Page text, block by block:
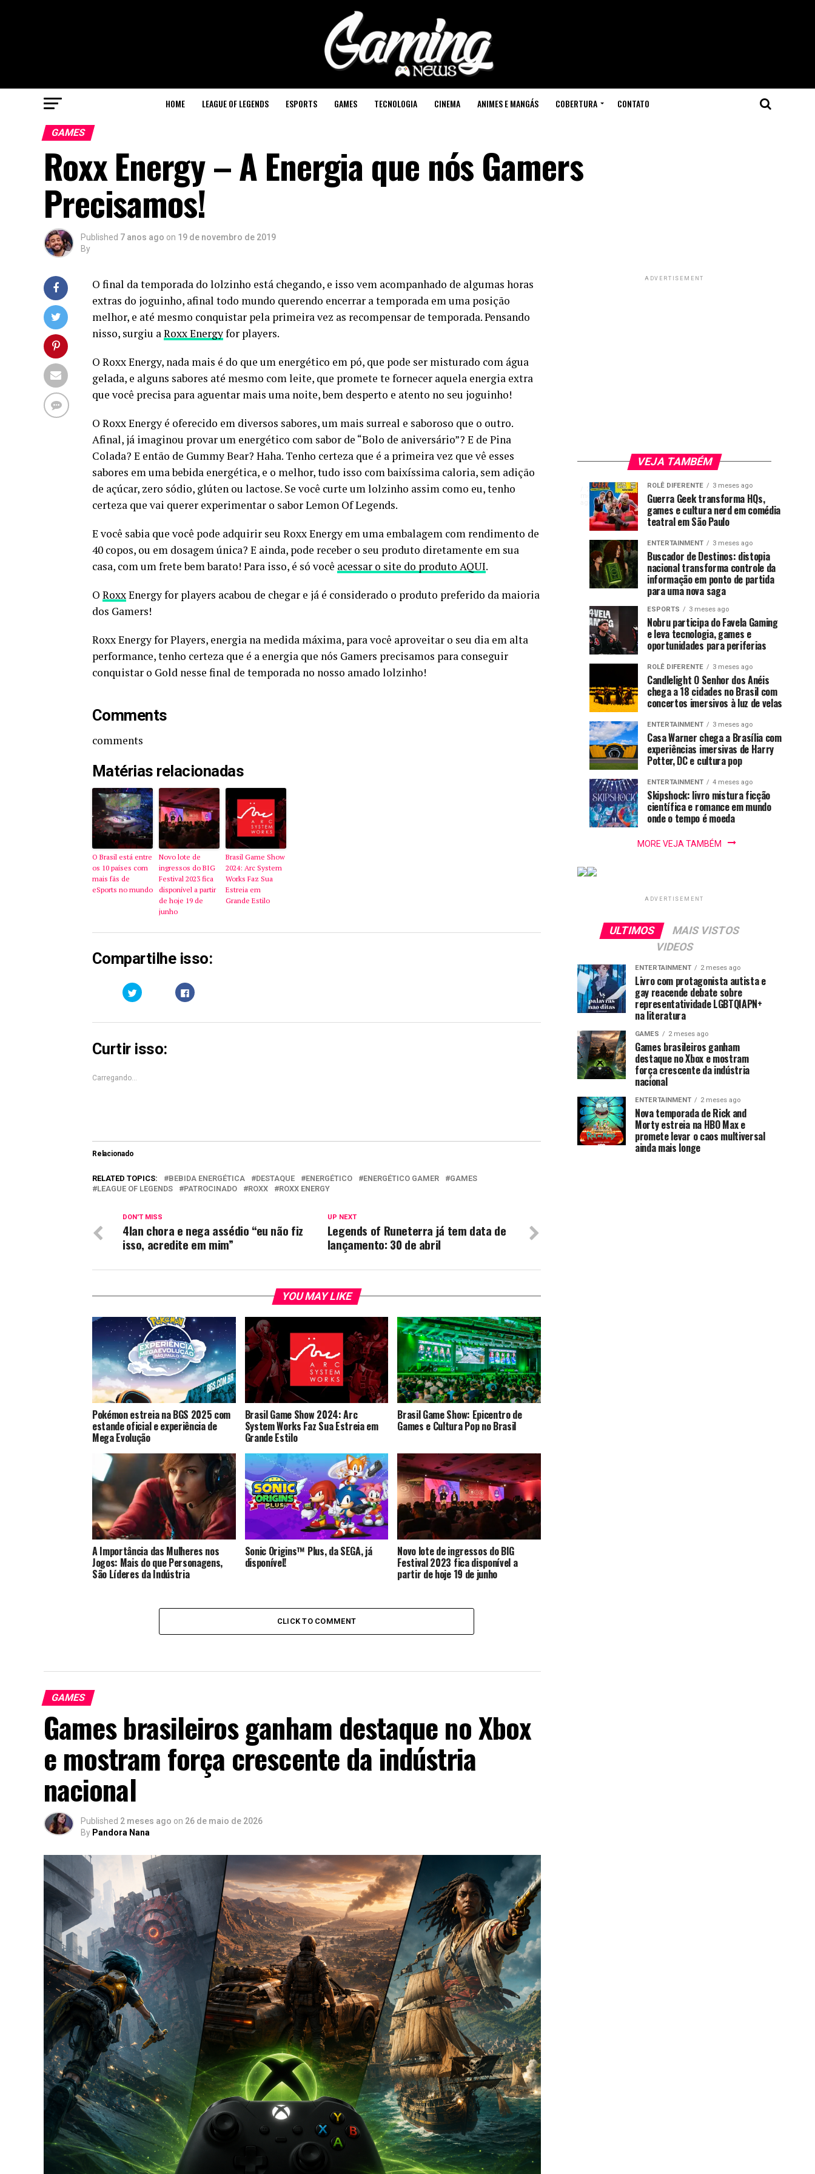
HOME LEAGUE OF LEGENDS ESPORTS GAMES TECNOLOGIA CINEMA ANIMES E MANGÁS COBERTURA CONTATO
GAMES
Roxx Energy – A Energia que nós Gamers
Precisamos!
Published 7 anos ago on 19 de novembro de 2019
By
O final da temporada do lolzinho está chegando, e isso vem acompanhado de algumas horas
extras do joguinho, afinal todo mundo querendo encerrar a temporada em uma posição
melhor, e até mesmo conquistar pela primeira vez as recompensar de temporada. Pensando
nisso, surgiu a Roxx Energyfor players.
O Roxx Energy, nada mais é do que um energético em pó, que pode ser misturado com água
gelada, e alguns sabores até mesmo com leite, que promete te fornecer aquela energia extra
que você precisa para aguentar mais uma noite, bem desperto e atento no seu joguinho!
O Roxx Energy é oferecido em diversos sabores, um mais surreal e saboroso que o outro.
Afinal, já imaginou provar um energético com sabor de “Bolo de aniversário”? E de Pina
Colada? E então de Gummy Bear? Haha. Tenho certeza que é a primeira vez que vê esses
sabores em uma bebida energética, e o melhor, tudo isso com baixíssima caloria, sem adição
de açúcar, zero sódio, glúten ou lactose. Se você curte um lolzinho assim como eu, tenho
certeza que vai querer experimentar o sabor Lemon Of Legends.
E você sabia que você pode adquirir seu Roxx Energy em uma embalagem com rendimento de
40 copos, ou em dosagem única? E ainda, pode receber o seu produto diretamente em sua
casa, com um frete bem barato! Para isso, é só você acessar o site do produto AQUI.
O RoxxEnergy for players acabou de chegar e já é considerado o produto preferido da maioria
dos Gamers!
Roxx Energy for Players, energia na medida máxima, para você aproveitar o seu dia em alta
performance, tenho certeza que é a energia que nós Gamers precisamos para conseguir
conquistar o Gold nesse final de temporada no nosso amado lolzinho!
Comments
comments
Matérias relacionadas
O Brasil está entre
os 10 países com
mais fãs de
eSports no mundo
Novo lote de
ingressos do BIG
Festival 2023 fica
disponível a partir
de hoje 19 de
junho
Brasil Game Show
2024: Arc System
Works Faz Sua
Estreia em
Grande Estilo
Compartilhe isso:
Clique
para
compartilhar
Clique
para
Curtir isso:
Carregando...
Relacionado
RELATED TOPICS: BEBIDA ENERGÉTICA DESTAQUE ENERGÉTICO ENERGÉTICO GAMER
GAMES
LEAGUE OF LEGENDS
PATROCINADO ROXX ROXX ENERGY
UP NEXT
Legends of Runeterra já tem data de
lançamento: 30 de abril
DON'T MISS
4lan chora e nega assédio “eu não fiz
isso, acredite em mim”
YOU MAY LIKE
Pokémon estreia na BGS 2025 com
estande oficial e experiência de
Mega Evolução
Brasil Game Show 2024: Arc
System Works Faz Sua Estreia em
Grande Estilo
Brasil Game Show: Epicentro de
Games e Cultura Pop no Brasil
A Importância das Mulheres nos
Jogos: Mais do que Personagens,
São Líderes da Indústria
Sonic Origins™ Plus, da SEGA, já
disponível!
Novo lote de ingressos do BIG
Festival 2023 fica disponível a
partir de hoje 19 de junho
CLICK TO COMMENT
GAMES
Games brasileiros ganham destaque no Xbox
e mostram força crescente da indústria
nacional
Published 2 meses ago on 26 de maio de 2026
By Pandora Nana
ADVERTISEMENT
VEJA TAMBÉM
ENTERTAINMENT
2
meses
Livro
com
protagonista
autista
gay
reacende
debate
sobre
representatividade
LGBTQIAPN+
na
literatura
representatividade
LGBTQIAPN+
voltou
centro
das
discussões
nas
últimas
semanas
após
declarações
transfóbicas...
GAMES
meses
ago
Games
brasileiros
ganham
destaque
Xbox
força
crescente
indústria
ENTERTAINMENT
meses
ago
Nova
temporada
Rick
and
Morty
estreia
HBO
Max
promete
caos
multiversal
ainda
mais
longe
ROLÊ DIFERENTE 3 meses ago
Guerra Geek transforma HQs,
games e cultura nerd em comédia
teatral em São Paulo
ENTERTAINMENT 3 meses ago
Buscador de Destinos: distopia
nacional transforma controle da
informação em ponto de partida
para uma nova saga
ESPORTS 3 meses ago
Nobru participa do Favela Gaming
e leva tecnologia, games e
oportunidades para periferias
ROLÊ DIFERENTE 3 meses ago
Candlelight O Senhor dos Anéis
chega a 18 cidades no Brasil com
concertos imersivos à luz de velas
ENTERTAINMENT 3 meses ago
Casa Warner chega a Brasília com
experiências imersivas de Harry
Potter, DC e cultura pop
ENTERTAINMENT 4 meses ago
Skipshock: livro mistura ficção
científica e romance em mundo
onde o tempo é moeda
MORE VEJA TAMBÉM
ADVERTISEMENT
ULTIMOS
MAIS VISTOS
VIDEOS
ENTERTAINMENT 2 meses ago
Livro com protagonista autista e
gay reacende debate sobre
representatividade LGBTQIAPN+
na literatura
GAMES 2 meses ago
Games brasileiros ganham
destaque no Xbox e mostram
força crescente da indústria
nacional
ENTERTAINMENT 2 meses ago
Nova temporada de Rick and
Morty estreia na HBO Max e
promete levar o caos multiversal
ainda mais longe